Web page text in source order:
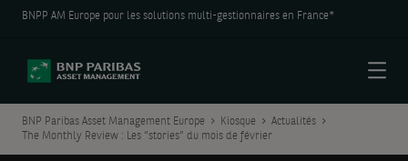
BNPP AM Europe pour les solutions multi-gestionnaires en France*
BNP Paribas Asset Management Europe Kiosque
Actualités
The Monthly Review : Les “stories” du mois de février